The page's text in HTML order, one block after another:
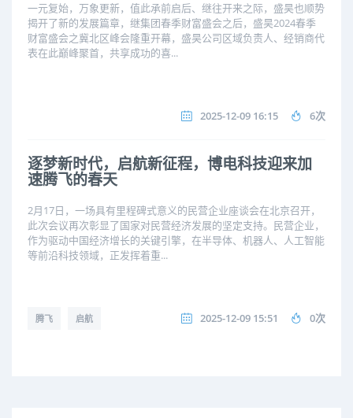
一元复始，万象更新，值此承前启后、继往开来之际，盛昊也顺势
揭开了新的发展篇章，继集团春季财富盛会之后，盛昊2024春季
财富盛会之冀北区峰会隆重开幕，盛昊公司区域负责人、经销商代
表在此巅峰聚首，共享成功的喜...
2025-12-09 16:15 6次
逐梦新时代，启航新征程，博电科技迎来加
速腾飞的春天
2月17日，一场具有里程碑式意义的民营企业座谈会在北京召开，
此次会议再次彰显了国家对民营经济发展的坚定支持。民营企业，
作为驱动中国经济增长的关键引擎，在半导体、机器人、人工智能
等前沿科技领域，正发挥着重...
腾飞 启航 2025-12-09 15:51 0次